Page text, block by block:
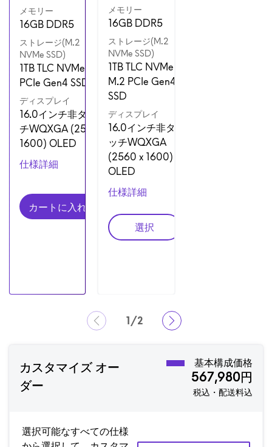
メモリー
16GB DDR5
ストレージ(M.2
NVMe SSD)
1TB TLC NVMe M.2
PCIe Gen4 SSD
ディスプレイ
16.0インチ非タッ
チWQXGA (2560 x
1600) OLED
仕様詳細
カートに入れる
メモリー
16GB DDR5
ストレージ(M.2
NVMe SSD)
1TB TLC NVMe
M.2 PCIe Gen4
SSD
ディスプレイ
16.0インチ非タ
ッチWQXGA
(2560 x 1600)
OLED
仕様詳細
選択
1/2
カスタマイズ オー
ダー
基本構成価格
567,980円
税込・配送料込
選択可能なすべての仕様